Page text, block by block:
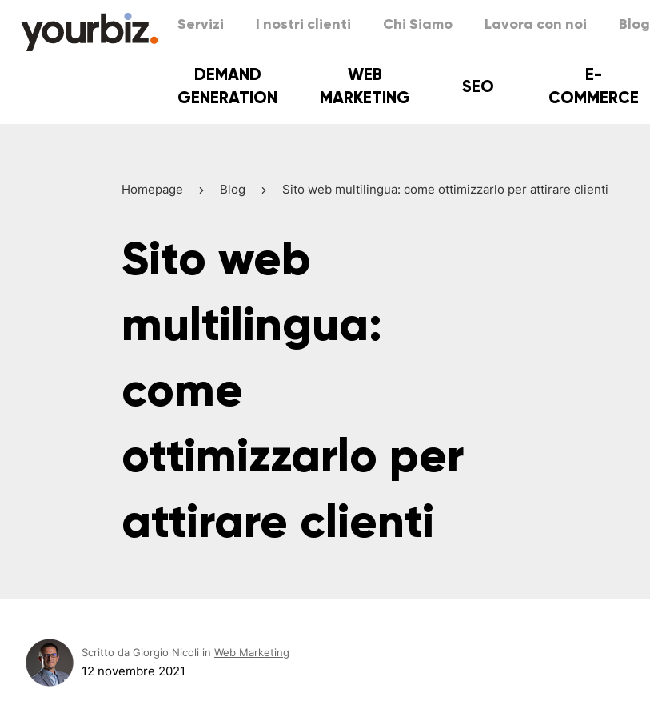
Servizi I nostri clienti Chi Siamo Lavora con noi Blog
DEMAND
GENERATION
WEB
MARKETING
SEO
E-
COMMERCE
Homepage Blog Sito web multilingua: come ottimizzarlo per attirare clienti
Sito web
multilingua:
come
ottimizzarlo per
attirare clienti
Scritto da Giorgio Nicoli in Web Marketing
12 novembre 2021